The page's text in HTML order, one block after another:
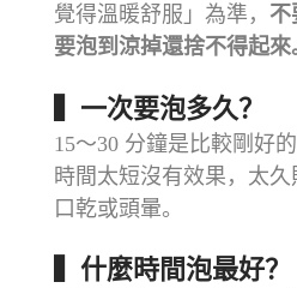
覺得溫暖舒服」為準， 不
要泡到涼掉還捨不得起來
▍一次要泡多久？
15～30 分鐘是比較剛好的
時間太短沒有效果，太久
口乾或頭暈。
▍什麼時間泡最好？